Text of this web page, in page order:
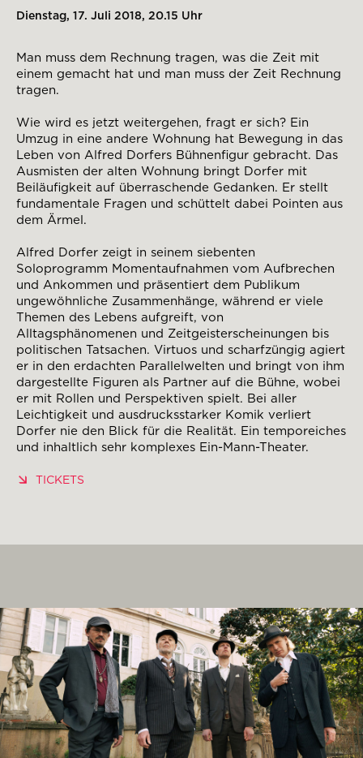
Dienstag, 17. Juli 2018, 20.15 Uhr
Man muss dem Rechnung tragen, was die Zeit mit
einem gemacht hat und man muss der Zeit Rechnung
tragen.
Wie wird es jetzt weitergehen, fragt er sich? Ein
Umzug in eine andere Wohnung hat Bewegung in das
Leben von Alfred Dorfers Bühnenfigur gebracht. Das
Ausmisten der alten Wohnung bringt Dorfer mit
Beiläufigkeit auf überraschende Gedanken. Er stellt
fundamentale Fragen und schüttelt dabei Pointen aus
dem Ärmel.
Alfred Dorfer zeigt in seinem siebenten
Soloprogramm Momentaufnahmen vom Aufbrechen
und Ankommen und präsentiert dem Publikum
ungewöhnliche Zusammenhänge, während er viele
Themen des Lebens aufgreift, von
Alltagsphänomenen und Zeitgeisterscheinungen bis
politischen Tatsachen. Virtuos und scharfzüngig agiert
er in den erdachten Parallelwelten und bringt von ihm
dargestellte Figuren als Partner auf die Bühne, wobei
er mit Rollen und Perspektiven spielt. Bei aller
Leichtigkeit und ausdrucksstarker Komik verliert
Dorfer nie den Blick für die Realität. Ein temporeiches
und inhaltlich sehr komplexes Ein-Mann-Theater.
TICKETS